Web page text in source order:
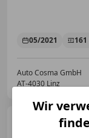
05/2021
Auto Cosma GmbH
AT-4030 Linz
Wir